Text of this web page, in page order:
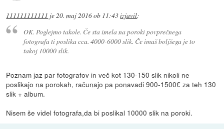
111111111111 je20. maj 2016 ob 11:43izjavil:
OK. Poglejmo takole. Če sta imela na poroki povprečnega
fotografa ti poslika cca. 4000-6000 slik. Če imaš boljšega je to
takoj 10000 slik.
Poznam jaz par fotografov in več kot 130-150 slik nikoli ne
poslikajo na porokah, računajo pa ponavadi 900-1500€ za teh 130
slik + album.
Nisem še videl fotografa,da bi poslikal 10000 slik na poroki.